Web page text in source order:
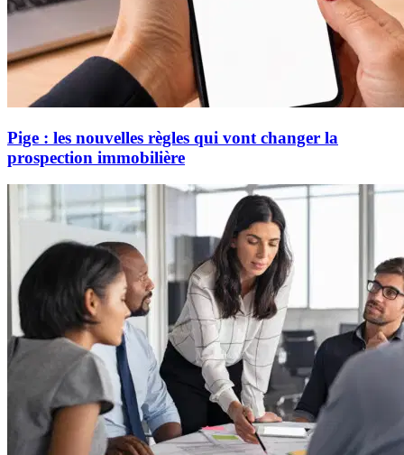
Pige : les nouvelles règles qui vont changer la
prospection immobilière